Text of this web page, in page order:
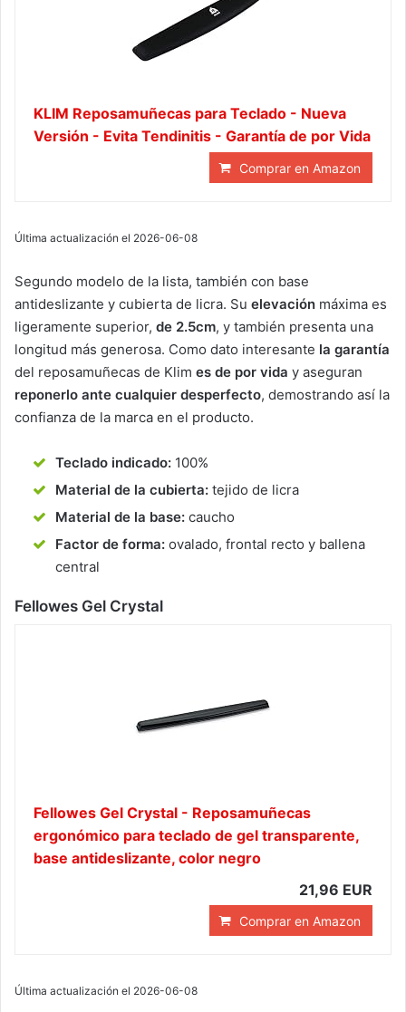
KLIM Reposamuñecas para Teclado - Nueva
Versión - Evita Tendinitis - Garantía de por Vida
Comprar en Amazon
Última actualización el 2026-06-08
Segundo modelo de la lista, también con base
antideslizante y cubierta de licra. Su elevación máxima es
ligeramente superior, de 2.5cm, y también presenta una
longitud más generosa. Como dato interesante la garantía
del reposamuñecas de Klim es de por vida y aseguran
reponerlo ante cualquier desperfecto, demostrando así la
confianza de la marca en el producto.
Teclado indicado: 100%
Material de la cubierta: tejido de licra
Material de la base: caucho
Factor de forma: ovalado, frontal recto y ballena
central
Fellowes Gel Crystal
Fellowes Gel Crystal - Reposamuñecas
ergonómico para teclado de gel transparente,
base antideslizante, color negro
21,96 EUR
Comprar en Amazon
Última actualización el 2026-06-08